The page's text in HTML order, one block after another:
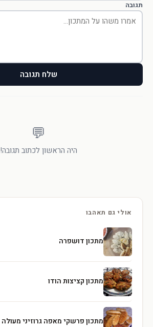
תגובה
שלח תגובה
💬
היה הראשון לכתוב תגובה!
אולי גם תאהבו
מתכון דושפרה
מתכון קציצות הודו
מתכון פרשקי מאפה גרוזיני מעולה